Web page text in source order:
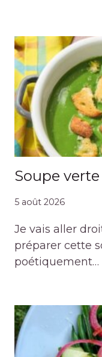
Soupe
5 août 2026
Je vais aller
préparer cette
poétiquement…